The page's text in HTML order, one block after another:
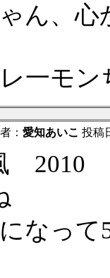
ん、
一モ
： 愛知あいこ 投稿
2010
なっ